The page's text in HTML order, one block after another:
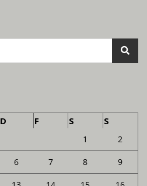
D F S S
1 2
6 7 8 9